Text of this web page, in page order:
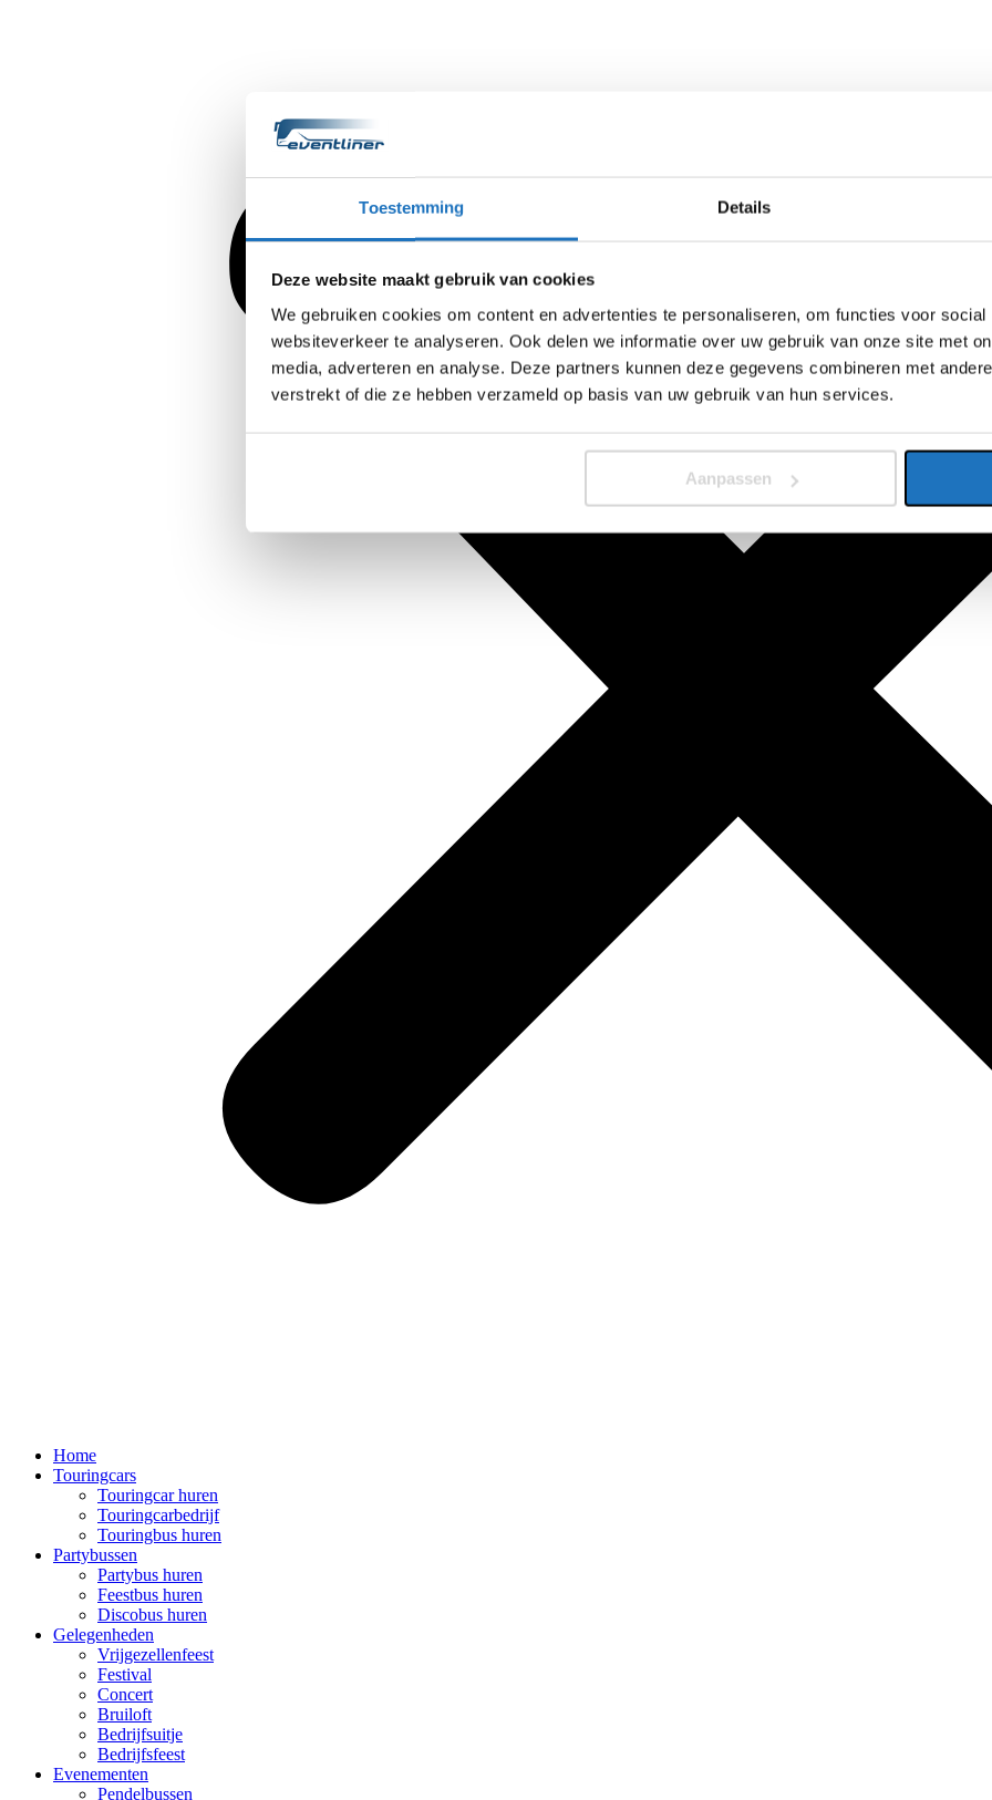
Toestemming Details
Deze website maakt gebruik van cookies
We gebruiken cookies om content en advertenties te personaliseren, om functies voor
websiteverkeer te analyseren. Ook delen we informatie over uw gebruik van onze site met
media, adverteren en analyse. Deze partners kunnen deze gegevens combineren met
verstrekt of die ze hebben verzameld op basis van uw gebruik van hun services.
Aanpassen
Home
Touringcars
Touringcar huren
Touringcarbedrijf
Touringbus huren
Partybussen
Partybus huren
Feestbus huren
Discobus huren
Gelegenheden
Vrijgezellenfeest
Festival
Concert
Bruiloft
Bedrijfsuitje
Bedrijfsfeest
Evenementen
Pendelbussen